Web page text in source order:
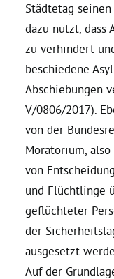
Städtetag
dazu nutzt, dass
zu verhindert
beschiedene
Abschiebungen
V/0806/2017).
von der
Moratorium,
von
und Flüchtlinge
geflüchteter
der
ausgesetzt
Auf der